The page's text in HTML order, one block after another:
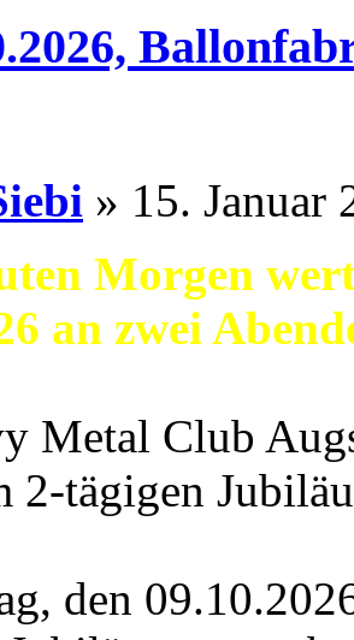
» 15. Januar
Morgen
an zwei
Metal Club
2-tägigen
den